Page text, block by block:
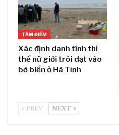
TÂM ĐIỂM
Xác định danh tính thi
thể nữ giới trôi dạt vào
bờ biển ở Hà Tĩnh
PREV NEXT